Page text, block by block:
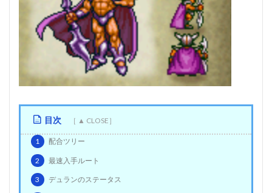
目次
1 配合ツリー
2 最速入手ルート
3 デュランのステータス